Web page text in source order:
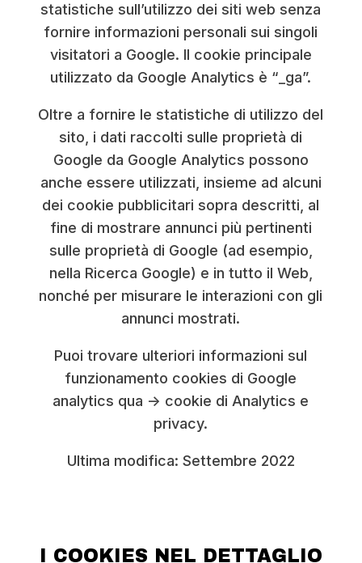
statistiche sull’utilizzo dei siti web senza
fornire informazioni personali sui singoli
visitatori a Google. Il cookie principale
utilizzato da Google Analytics è “_ga”.
Oltre a fornire le statistiche di utilizzo del
sito, i dati raccolti sulle proprietà di
Google da Google Analytics possono
anche essere utilizzati, insieme ad alcuni
dei cookie pubblicitari sopra descritti, al
fine di mostrare annunci più pertinenti
sulle proprietà di Google (ad esempio,
nella Ricerca Google) e in tutto il Web,
nonché per misurare le interazioni con gli
annunci mostrati.
Puoi trovare ulteriori informazioni sul
funzionamento cookies di Google
analytics qua -> cookie di Analytics e
privacy.
Ultima modifica: Settembre 2022
I COOKIES NEL DETTAGLIO